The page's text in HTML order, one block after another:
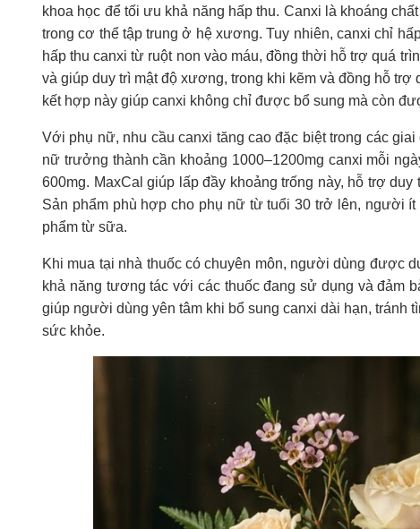
khoa học để tối ưu khả năng hấp thu. Canxi là khoáng
trong cơ thể tập trung ở hệ xương. Tuy nhiên, canxi chỉ
hấp thu canxi từ ruột non vào máu, đồng thời hỗ trợ quá
và giúp duy trì mật độ xương, trong khi kẽm và đồng hỗ
kết hợp này giúp canxi không chỉ được bổ sung mà còn
Với phụ nữ, nhu cầu canxi tăng cao đặc biệt trong các
nữ trưởng thành cần khoảng 1000–1200mg canxi mỗi
600mg. MaxCal giúp lấp đầy khoảng trống này, hỗ trợ
Sản phẩm phù hợp cho phụ nữ từ tuổi 30 trở lên, người
phẩm từ sữa.
Khi mua tại nhà thuốc có chuyên môn, người dùng được
khả năng tương tác với các thuốc đang sử dụng và đảm
giúp người dùng yên tâm khi bổ sung canxi dài hạn, tránh
sức khỏe.